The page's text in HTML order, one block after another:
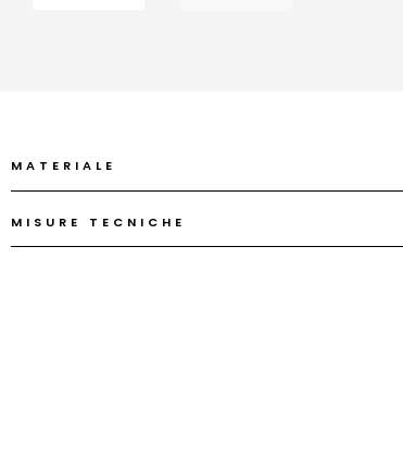
MATERIALE
MISURE TECNICHE